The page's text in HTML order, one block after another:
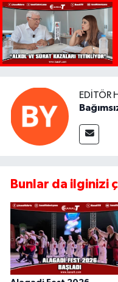
EDITÖR
Bunlar da ilginizi